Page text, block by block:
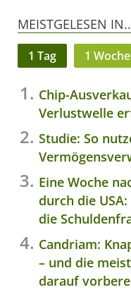
MEISTGELESEN
1 Tag 1 Woche
Chip-
Verlustwelle
Studie: So
Eine Woche
durch die
die
Candriam:
– und die
darauf